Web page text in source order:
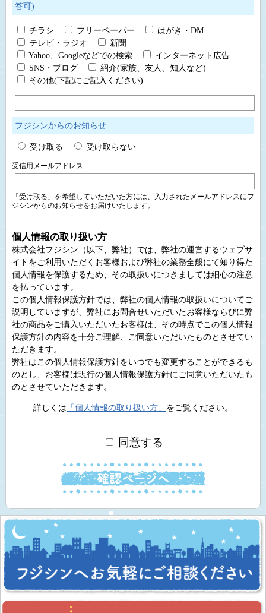
答可)
チラシ フリーペーパー
はがき・DM
テレビ・ラジオ
新聞
Yahoo、Googleなどでの検索
インターネット広告
SNS・ブログ
紹介(家族、友人、知人など)
その他(下記にご記入ください)
フジシンからのお知らせ
受け取る 受け取らない
受信用メールアドレス
「受け取る」を希望していただいた方には、入力されたメールアドレスにフ
ジシンからのお知らせをお届けいたします。
個人情報の取り扱い方
株式会社フジシン（以下、弊社）では、弊社の運営するウェブサ
イトをご利用いただくお客様および弊社の業務全般にて知り得た
個人情報を保護するため、その取扱いにつきましては細心の注意
を払っています。
この個人情報保護方針では、弊社の個人情報の取扱いについてご
説明していますが、弊社にお問合せいただいたお客様ならびに弊
社の商品をご購入いただいたお客様は、その時点でこの個人情報
保護方針の内容を十分ご理解、ご同意いただいたものとさせてい
ただきます。
弊社はこの個人情報保護方針をいつでも変更することができるも
のとし、お客様は現行の個人情報保護方針にご同意いただいたも
のとさせていただきます。
詳しくは 「個人情報の取り扱い方」 をご覧ください。
同意する